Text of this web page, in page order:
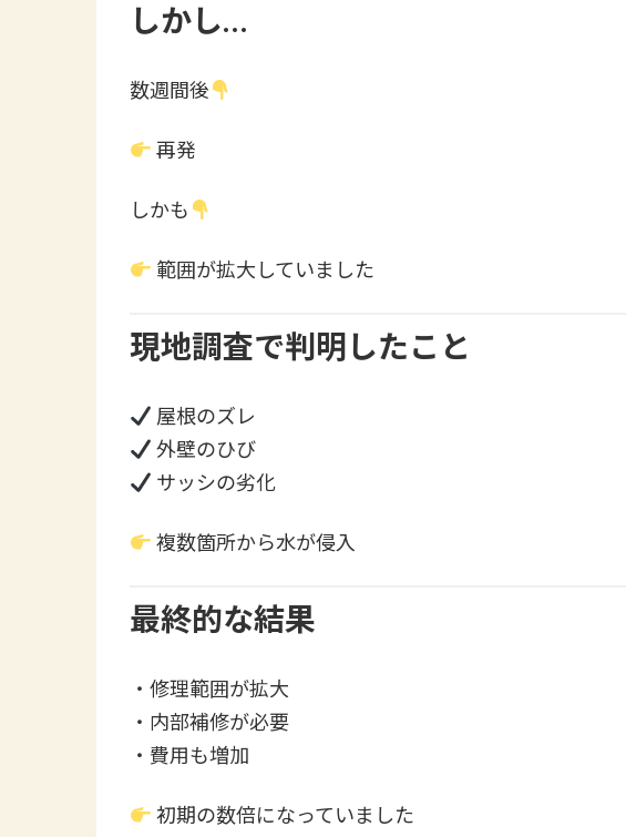
しかし…
数週間後
再発
しかも
範囲が拡大していました
現地調査で判明したこと
屋根のズレ
外壁のひび
サッシの劣化
複数箇所から水が侵入
最終的な結果
・修理範囲が拡大
・内部補修が必要
・費用も増加
初期の数倍になっていました